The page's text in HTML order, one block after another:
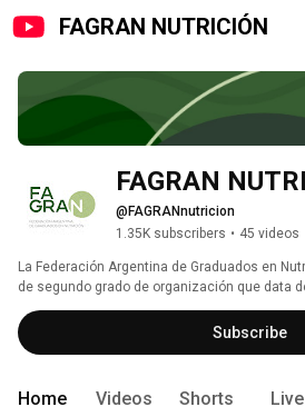
FAGRAN NUTRICIÓN
FAGRAN
@FAGRANnutricion
1.35K subscribers • 45 videos
La Federación Argentina de Graduados en
de segundo grado de organización que data
Colegios y Asociaciones de Graduados en
Argentina; siendo su zona de actuación
del país.
Subscribe
Home Videos Shorts Live